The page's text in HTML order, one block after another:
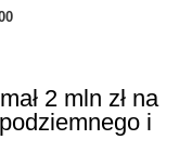
2 mln zł na
i